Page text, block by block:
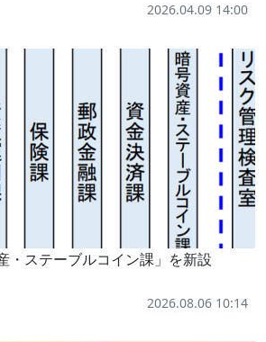
2026.04.09 14:00
・ステーブルコイン課」を新設
2026.08.06 10:14